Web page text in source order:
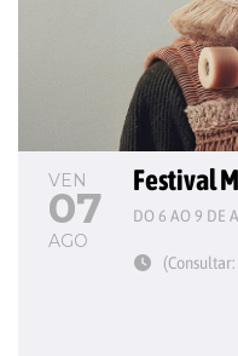
VEN
07
AGO
Festival
DO 6 AO 9 DE